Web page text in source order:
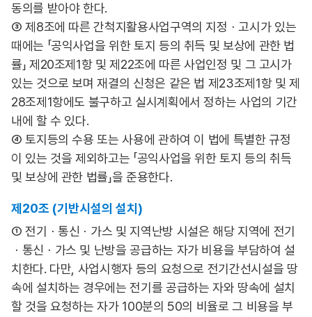
동의를 받아야 한다.
③ 제8조에 따른 간척지활용사업구역의 지정ㆍ고시가 있는
때에는 「공익사업을 위한 토지 등의 취득 및 보상에 관한 법
률」 제20조제1항 및 제22조에 따른 사업인정 및 그 고시가
있는 것으로 보며 재결의 신청은 같은 법 제23조제1항 및 제
28조제1항에도 불구하고 실시계획에서 정하는 사업의 기간
내에 할 수 있다.
④ 토지등의 수용 또는 사용에 관하여 이 법에 특별한 규정
이 있는 것을 제외하고는 「공익사업을 위한 토지 등의 취득
및 보상에 관한 법률」을 준용한다.
제20조 (기반시설의 설치)
① 전기ㆍ통신ㆍ가스 및 지역난방 시설은 해당 지역에 전기
ㆍ통신ㆍ가스 및 난방을 공급하는 자가 비용을 부담하여 설
치한다. 다만, 사업시행자 등의 요청으로 전기간선시설을 땅
속에 설치하는 경우에는 전기를 공급하는 자와 땅속에 설치
할 것을 요청하는 자가 100분의 50의 비율로 그 비용을 부